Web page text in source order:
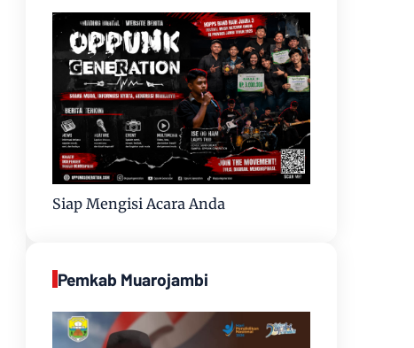
Siap Mengisi Acara Anda
Pemkab Muarojambi